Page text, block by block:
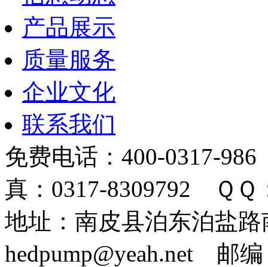
产品展示
质量服务
企业文化
联系我们
免费电话：400-0317-
真：0317-8309792 ＱＱ
地址：南皮县泊东泊盐
hedpump@yeah.net 邮编